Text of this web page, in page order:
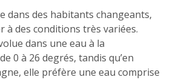
dans des habitants changeants,
à des conditions très variées.
dans une eau à la
0 à 26 degrés, tandis qu’en
elle préfère une eau comprise